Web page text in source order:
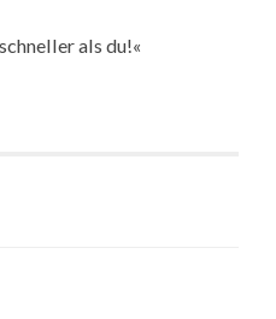
TAGES
als du!«